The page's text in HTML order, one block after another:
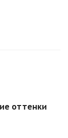
оттенки